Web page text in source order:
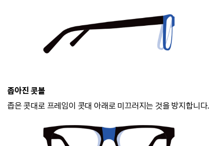
좁아진 콧볼
좁은 콧대로 프레임이 콧대 아래로 미끄러지는 것을 방지합니다.